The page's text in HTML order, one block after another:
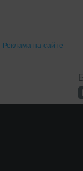
Реклама на сайте